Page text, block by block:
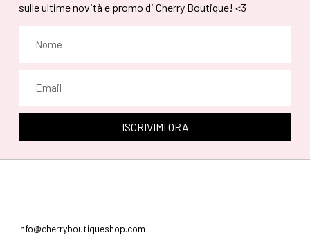
sulle ultime novità e promo di Cherry Boutique! <3
ISCRIVIMI ORA
info@cherryboutiqueshop.com